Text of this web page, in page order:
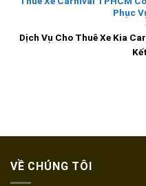
Phục
Dịch Vụ Cho Thuê Xe Kia
VỀ CHÚNG TÔI